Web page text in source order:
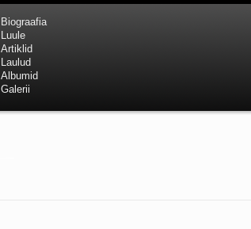
Biograafia
Luule
Artiklid
Laulud
Albumid
Galerii